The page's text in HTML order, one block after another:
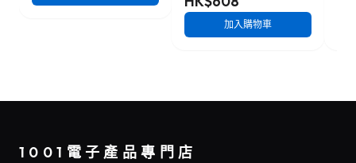
加入購物車
1001電子產品專門店